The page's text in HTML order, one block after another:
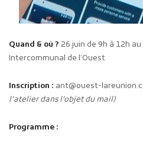
Quand & où ? 26 juin de 9h à 12h
Intercommunal de l’Ouest
Inscription : ant@ouest-
l’atelier dans l’objet du mail)
Programme :